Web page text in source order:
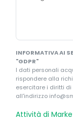
INFORMATIVA AI
"GDPR"
I dati personali
rispondere alla
esercitare i diritti di
all'indirizzo
Attività di